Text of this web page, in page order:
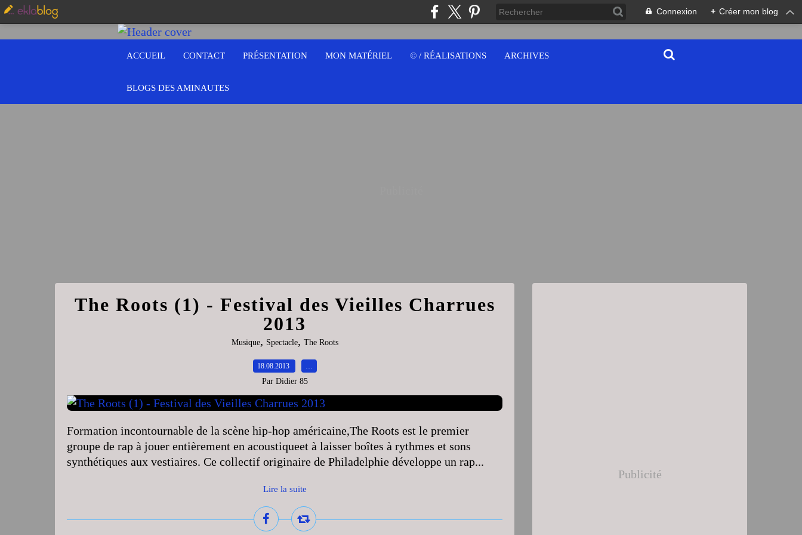
Connexion + Créer mon blog
ACCUEIL CONTACT PRÉSENTATION MON MATÉRIEL © / RÉALISATIONS ARCHIVES
BLOGS DES AMINAUTES
The Roots (1) - Festival des Vieilles Charrues
2013
Musique, Spectacle, The Roots
18.08.2013 …
Par Didier 85
Formation incontournable de la scène hip-hop américaine,The Roots est le premier
groupe de rap à jouer entièrement en acoustiqueet à laisser boîtes à rythmes et sons
synthétiques aux vestiaires. Ce collectif originaire de Philadelphie développe un rap...
Lire la suite
Publicité